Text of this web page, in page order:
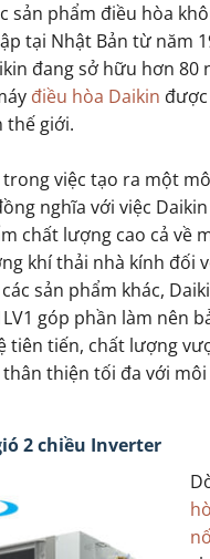
sản phẩm điều hòa
tại Nhật Bản từ năm
đang sở hữu hơn 80
điều hòa Daikin
thế giới.
trong việc tạo ra một
nghĩa với việc
chất lượng cao cả về
khí thải nhà kính đối
sản phẩm khác,
góp phần làm nên
tiên tiến, chất lượng
thiện tối đa với
2 chiều Inverter